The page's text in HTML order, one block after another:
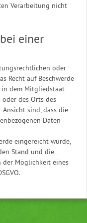
Verarbeitung nicht
einer
oder
Recht auf Beschwerde
in dem Mitgliedstaat
des Orts des
Ansicht sind, dass die
Daten
eingereicht wurde,
Stand und die
der Möglichkeit eines